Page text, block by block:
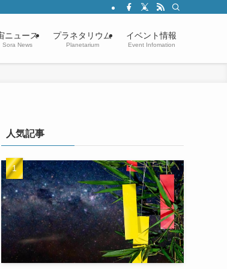
ニュース
Sora News
プラネタリウム
Planetarium
イベント情報
Event Infomation
人気記事